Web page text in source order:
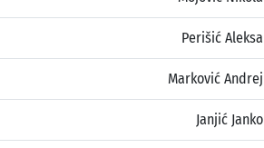
Perišić Aleksa
Marković Andrej
Janjić Janko